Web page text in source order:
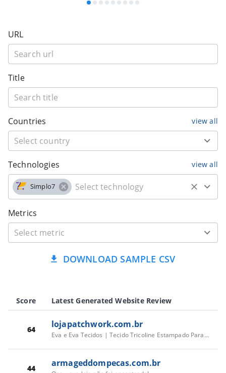
URL
Title
Countries view all
Technologies view all
Simplo7
Metrics
DOWNLOAD SAMPLE CSV
Score Latest Generated Website Review
64 lojapatchwork.com.br
Eva e Eva Tecidos | Tecido Tricoline Estampado Para Costura Criativa
44 armageddompecas.com.br